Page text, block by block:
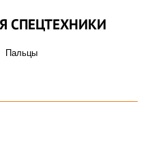
СПЕЦТЕХНИКИ
Пальцы